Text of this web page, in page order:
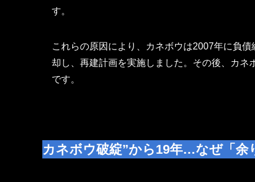
す。
これらの原因により、カネボウは2007年に負
却し、再建計画を実施しました。その後、カネ
です。
カネボウ破綻”から19年…なぜ「余